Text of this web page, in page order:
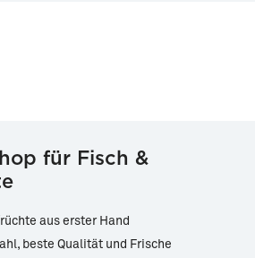
für Fisch &
aus erster Hand
beste Qualität und Frische